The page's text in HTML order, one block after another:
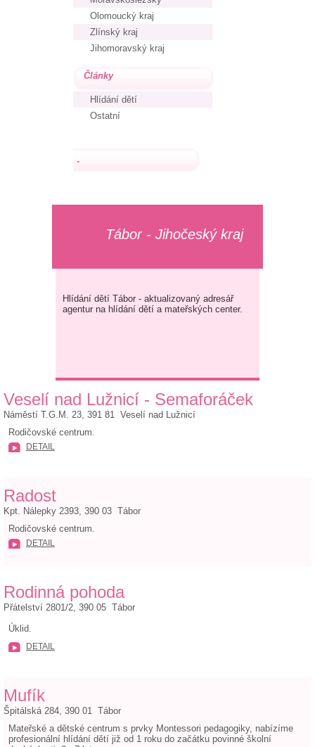
Olomoucký kraj
Zlínský kraj
Jihomoravský kraj
Články
Hlídání dětí
Ostatní
.
Tábor - Jihočeský kraj
Hlídání dětí Tábor - aktualizovaný adresář
agentur na hlídání dětí a mateřských center.
Veselí nad Lužnicí - Semaforáček
Náměstí T.G.M. 23, 391 81 Veselí nad Lužnicí
Rodičovské centrum.
DETAIL
Radost
Kpt. Nálepky 2393, 390 03 Tábor
Rodičovské centrum.
DETAIL
Rodinná pohoda
Přátelství 2801/2, 390 05 Tábor
Úklid.
DETAIL
Mufík
Špitálská 284, 390 01 Tábor
Mateřské a dětské centrum s prvky Montessori pedagogiky, nabízíme
profesionální hlídání dětí již od 1 roku do začátku povinné školní